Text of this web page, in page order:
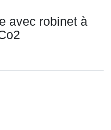
avec robinet à